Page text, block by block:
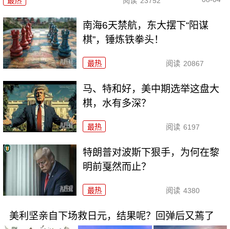
南海6天禁航，东大摆下“阳谋
棋”，锤炼铁拳头！
最热 阅读 20867
马、特和好，美中期选举这盘大
棋，水有多深？
最热 阅读 6197
特朗普对波斯下狠手，为何在黎
明前戛然而止？
最热 阅读 4380
美利坚亲自下场救日元，结果呢？回弹后又蔫了